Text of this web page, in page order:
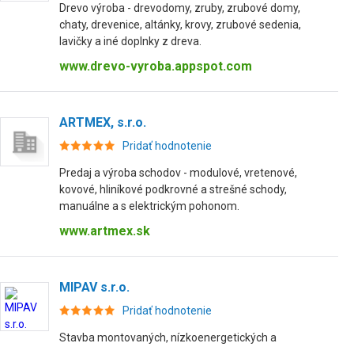
Drevo výroba - drevodomy, zruby, zrubové domy,
chaty, drevenice, altánky, krovy, zrubové sedenia,
lavičky a iné doplnky z dreva.
www.drevo-vyroba.appspot.com
ARTMEX, s.r.o.
Pridať hodnotenie
Predaj a výroba schodov - modulové, vretenové,
kovové, hliníkové podkrovné a strešné schody,
manuálne a s elektrickým pohonom.
www.artmex.sk
MIPAV s.r.o.
Pridať hodnotenie
Stavba montovaných, nízkoenergetických a